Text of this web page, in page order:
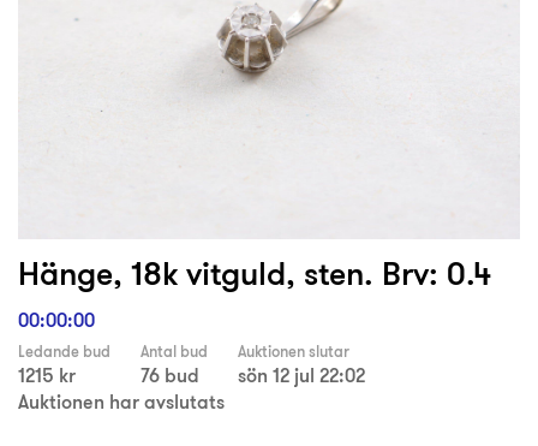
Hänge, 18k vitguld, sten. Brv: 0.4
00:00:00
Ledande bud
1215 kr
Antal bud
76 bud
Auktionen slutar
sön 12 jul 22:02
Auktionen har avslutats